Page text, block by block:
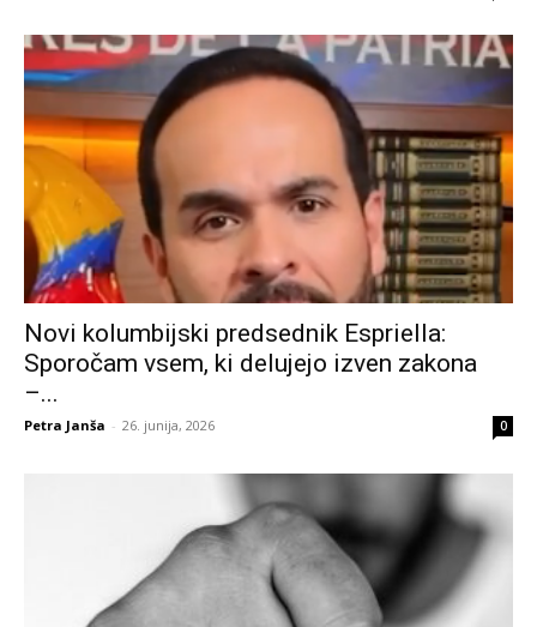
Novi kolumbijski predsednik Espriella:
Sporočam vsem, ki delujejo izven zakona
–...
Petra Janša - 26. junija, 2026 0